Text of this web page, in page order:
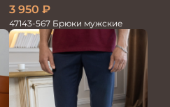
3 950 ₽
47143-567 Брюки мужские